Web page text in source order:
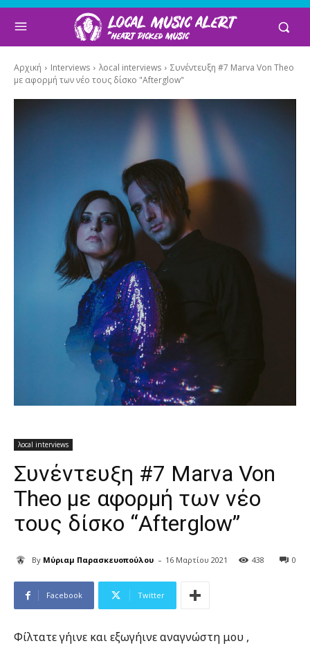
Αρχική Interviews λocal interviews
Συνέντευξη #7 Marva Von Theo
με αφορμή των νέο τους δίσκο "Afterglow"
λocal interviews
Συνέντευξη #7 Marva Von
Theo με αφορμή των νέο
τους δίσκο “Afterglow”
By Μύριαμ Παρασκευοπούλου - 16 Μαρτίου 2021 0
438
Facebook Twitter
Φίλτατε γήινε και εξωγήινε αναγνώστη μου ,